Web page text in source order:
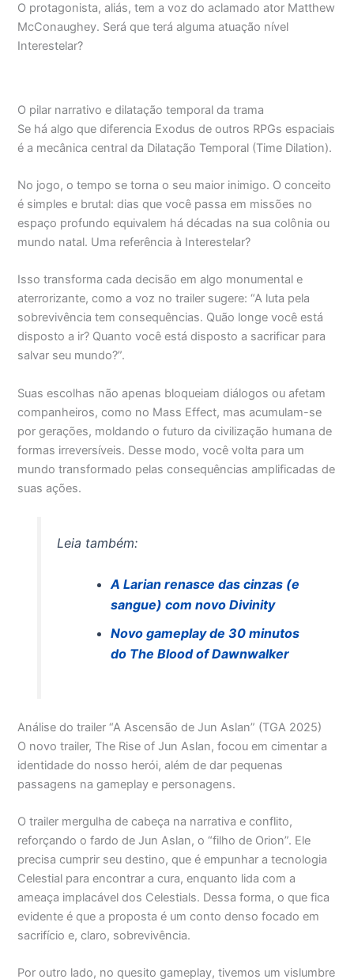
O protagonista, aliás, tem a voz do aclamado ator Matthew
McConaughey. Será que terá alguma atuação nível
Interestelar?
O pilar narrativo e dilatação temporal da trama
Se há algo que diferencia Exodus de outros RPGs espaciais
é a mecânica central da Dilatação Temporal (Time Dilation).
No jogo, o tempo se torna o seu maior inimigo. O conceito
é simples e brutal: dias que você passa em missões no
espaço profundo equivalem há décadas na sua colônia ou
mundo natal. Uma referência à Interestelar?
Isso transforma cada decisão em algo monumental e
aterrorizante, como a voz no trailer sugere: “A luta pela
sobrevivência tem consequências. Quão longe você está
disposto a ir? Quanto você está disposto a sacrificar para
salvar seu mundo?”.
Suas escolhas não apenas bloqueiam diálogos ou afetam
companheiros, como no Mass Effect, mas acumulam-se
por gerações, moldando o futuro da civilização humana de
formas irreversíveis. Desse modo, você volta para um
mundo transformado pelas consequências amplificadas de
suas ações.
Leia também:
A Larian renasce das cinzas (e
sangue) com novo Divinity
Novo gameplay de 30 minutos
do The Blood of Dawnwalker
Análise do trailer “A Ascensão de Jun Aslan” (TGA 2025)
O novo trailer, The Rise of Jun Aslan, focou em cimentar a
identidade do nosso herói, além de dar pequenas
passagens na gameplay e personagens.
O trailer mergulha de cabeça na narrativa e conflito,
reforçando o fardo de Jun Aslan, o “filho de Orion”. Ele
precisa cumprir seu destino, que é empunhar a tecnologia
Celestial para encontrar a cura, enquanto lida com a
ameaça implacável dos Celestials. Dessa forma, o que fica
evidente é que a proposta é um conto denso focado em
sacrifício e, claro, sobrevivência.
Por outro lado, no quesito gameplay, tivemos um vislumbre